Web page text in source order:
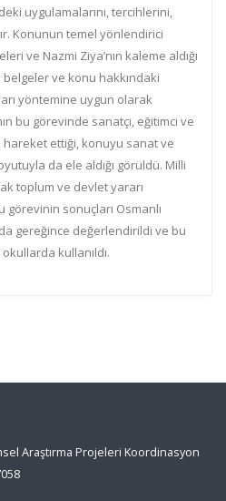
uygulamalarını, tercihlerini,
Konunun temel yönlendirici
ve Nazmi Ziya’nın kaleme aldığı
belgeler ve konu hakkındaki
yöntemine uygun olarak
bu görevinde sanatçı, eğitimci ve
ettiği, konuyu sanat ve
da ele aldığı görüldü. Milli
toplum ve devlet yararı
sonuçları Osmanlı
gereğince değerlendirildi ve bu
kullanıldı.
Araştırma Projeleri Koordinasyon